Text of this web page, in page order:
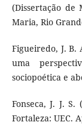
(Dissertação de
Maria, Rio
Figueiredo, J. B.
uma
sociopoética e
Fonseca, J. J.
Fortaleza: UEC.